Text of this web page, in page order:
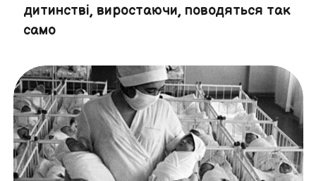
дитинстві, виростаючи, поводяться так
само